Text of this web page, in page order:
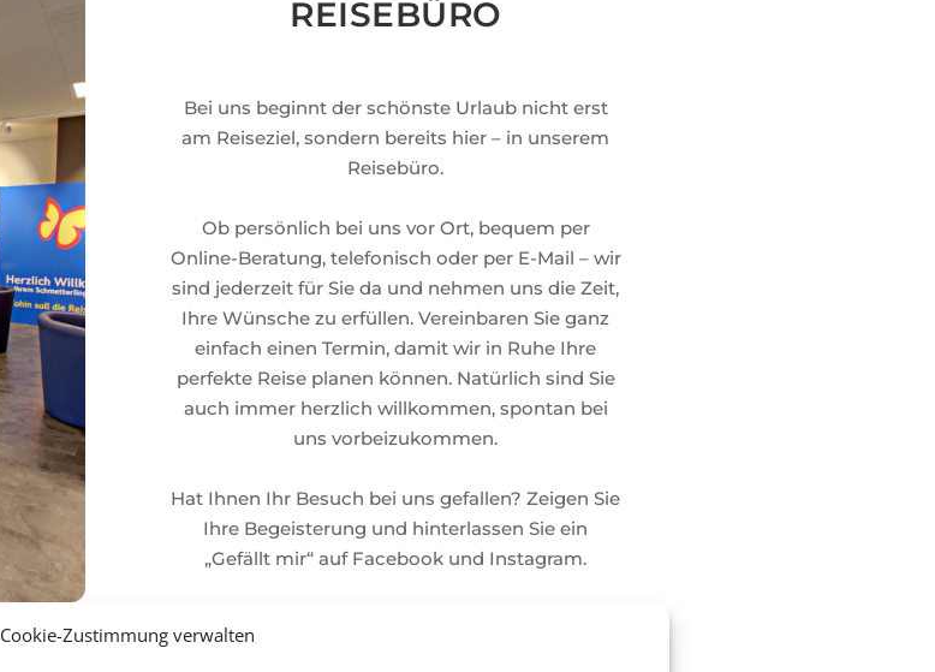
Cookie-Zustimmung verwalten
REISEBÜRO
Bei uns beginnt der schönste Urlaub nicht erst
am Reiseziel, sondern bereits hier – in unserem
Reisebüro.
Ob persönlich bei uns vor Ort, bequem per
Online-Beratung, telefonisch oder per E-Mail – wir
sind jederzeit für Sie da und nehmen uns die Zeit,
Ihre Wünsche zu erfüllen. Vereinbaren Sie ganz
einfach einen Termin, damit wir in Ruhe Ihre
perfekte Reise planen können. Natürlich sind Sie
auch immer herzlich willkommen, spontan bei
uns vorbeizukommen.
Hat Ihnen Ihr Besuch bei uns gefallen? Zeigen Sie
Ihre Begeisterung und hinterlassen Sie ein
„Gefällt mir“ auf Facebook und Instagram.